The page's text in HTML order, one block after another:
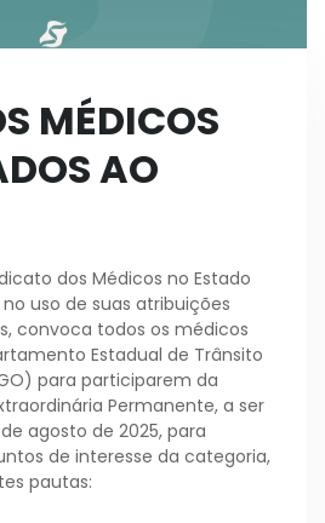
MÉDICOS
AO
dos Médicos no Estado
no uso de suas atribuições
convoca todos os médicos
Estadual de Trânsito
para participarem da
Permanente, a ser
agosto de 2025, para
de interesse da categoria,
pautas: